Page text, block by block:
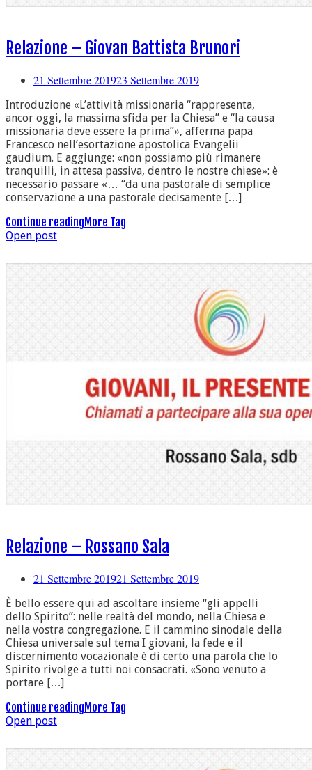
Relazione – Giovan Battista Brunori
21 Settembre 201923 Settembre 2019
Introduzione «L’attività missionaria “rappresenta,
ancor oggi, la massima sfida per la Chiesa” e “la causa
missionaria deve essere la prima”», afferma papa
Francesco nell’esortazione apostolica Evangelii
gaudium. E aggiunge: «non possiamo più rimanere
tranquilli, in attesa passiva, dentro le nostre chiese»: è
necessario passare «… “da una pastorale di semplice
conservazione a una pastorale decisamente […]
Continue readingMore Tag
Open post
Relazione – Rossano Sala
21 Settembre 201921 Settembre 2019
È bello essere qui ad ascoltare insieme “gli appelli
dello Spirito”: nelle realtà del mondo, nella Chiesa e
nella vostra congregazione. E il cammino sinodale della
Chiesa universale sul tema I giovani, la fede e il
discernimento vocazionale è di certo una parola che lo
Spirito rivolge a tutti noi consacrati. «Sono venuto a
portare […]
Continue readingMore Tag
Open post